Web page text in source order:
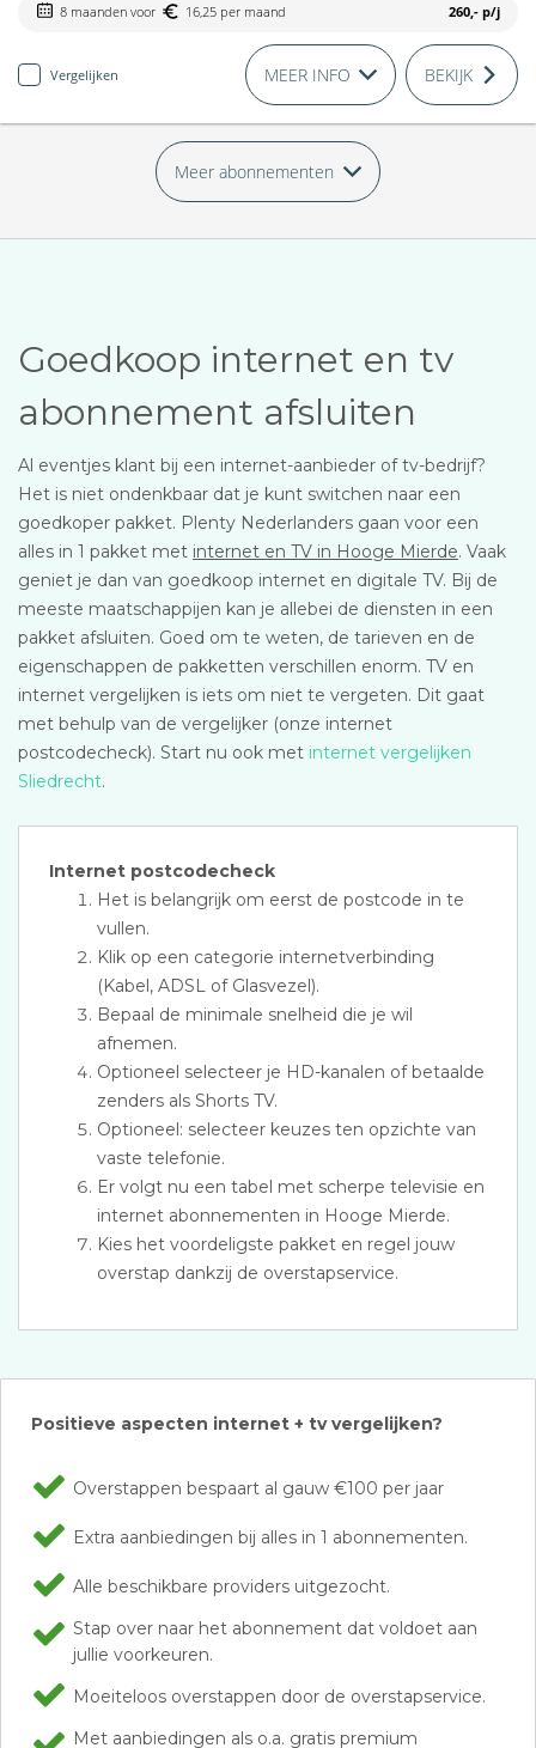
8 maanden voor 16,25 per maand 260,- p/j
Vergelijken MEER INFO BEKIJK
Meer abonnementen
Goedkoop internet en tv
abonnement afsluiten
Al eventjes klant bij een internet-aanbieder of tv-bedrijf?
Het is niet ondenkbaar dat je kunt switchen naar een
goedkoper pakket. Plenty Nederlanders gaan voor een
alles in 1 pakket met internet en TV in Hooge Mierde. Vaak
geniet je dan van goedkoop internet en digitale TV. Bij de
meeste maatschappijen kan je allebei de diensten in een
pakket afsluiten. Goed om te weten, de tarieven en de
eigenschappen de pakketten verschillen enorm. TV en
internet vergelijken is iets om niet te vergeten. Dit gaat
met behulp van de vergelijker (onze internet
postcodecheck). Start nu ook met internet vergelijken
Sliedrecht.
Internet postcodecheck
Het is belangrijk om eerst de postcode in te
vullen.
Klik op een categorie internetverbinding
(Kabel, ADSL of Glasvezel).
Bepaal de minimale snelheid die je wil
afnemen.
Optioneel selecteer je HD-kanalen of betaalde
zenders als Shorts TV.
Optioneel: selecteer keuzes ten opzichte van
vaste telefonie.
Er volgt nu een tabel met scherpe televisie en
internet abonnementen in Hooge Mierde.
Kies het voordeligste pakket en regel jouw
overstap dankzij de overstapservice.
Positieve aspecten internet + tv vergelijken?
Overstappen bespaart al gauw €100 per jaar
Extra aanbiedingen bij alles in 1 abonnementen.
Alle beschikbare providers uitgezocht.
Stap over naar het abonnement dat voldoet aan
jullie voorkeuren.
Moeiteloos overstappen door de overstapservice.
Met aanbiedingen als o.a. gratis premium